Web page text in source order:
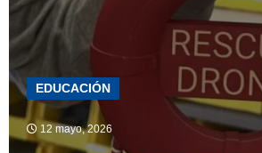
EDUCACIÓN
12 mayo, 2026